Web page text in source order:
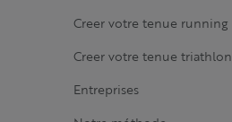
Creer votre tenue running
Creer votre tenue triathlon
Entreprises